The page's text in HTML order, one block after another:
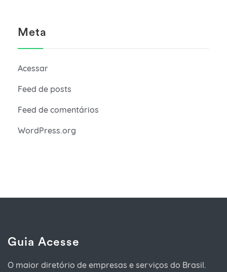
Meta
Acessar
Feed de posts
Feed de comentários
WordPress.org
Guia Acesse
O maior diretório de empresas e serviços do Brasil.